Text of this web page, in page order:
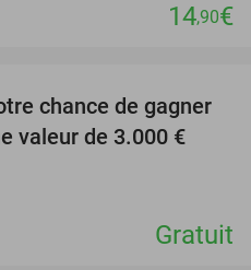
14,90€
chance de gagner
valeur de 3.000 €
Gratuit